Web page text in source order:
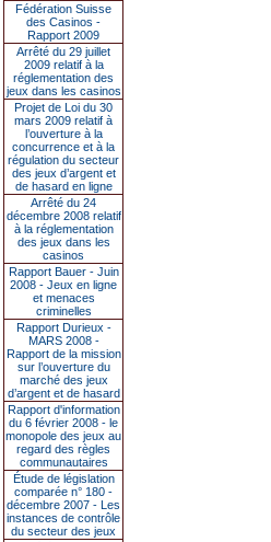
Fédération Suisse
des Casinos -
Rapport 2009
Arrêté du 29 juillet
2009 relatif à la
réglementation des
jeux dans les casinos
Projet de Loi du 30
mars 2009 relatif à
l’ouverture à la
concurrence et à la
régulation du secteur
des jeux d’argent et
de hasard en ligne
Arrêté du 24
décembre 2008 relatif
à la réglementation
des jeux dans les
casinos
Rapport Bauer - Juin
2008 - Jeux en ligne
et menaces
criminelles
Rapport Durieux -
MARS 2008 -
Rapport de la mission
sur l’ouverture du
marché des jeux
d’argent et de hasard
Rapport d'information
du 6 février 2008 - le
monopole des jeux au
regard des règles
communautaires
Étude de législation
comparée n° 180 -
décembre 2007 - Les
instances de contrôle
du secteur des jeux